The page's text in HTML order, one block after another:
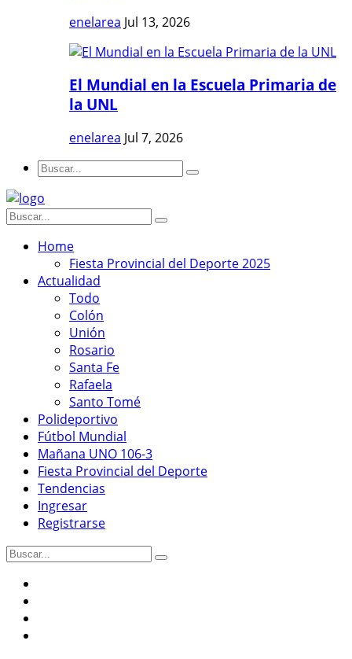
enelarea Jul 13, 2026
El Mundial en la Escuela Primaria de
la UNL
enelarea Jul 7, 2026
Home
Fiesta Provincial del Deporte 2025
Actualidad
Todo
Colón
Unión
Rosario
Santa Fe
Rafaela
Santo Tomé
Polideportivo
Fútbol Mundial
Mañana UNO 106-3
Fiesta Provincial del Deporte
Tendencias
Ingresar
Registrarse